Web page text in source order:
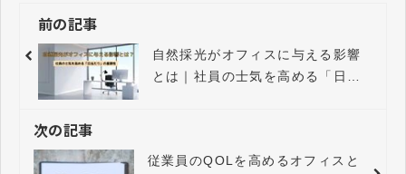
前の記事
自然採光がオフィスに与える影響
とは｜社員の士気を高める「日当
次の記事
従業員のQOLを高めるオフィスと